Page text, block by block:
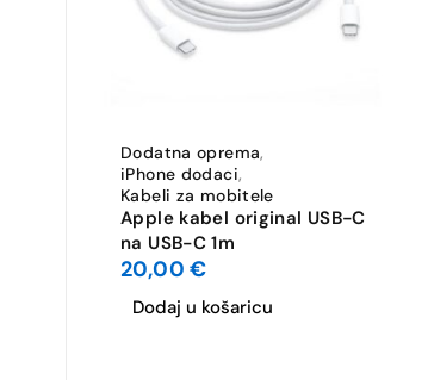
Dodatna oprema,
iPhone dodaci,
Kabeli za mobitele
Apple kabel original USB-C
na USB-C 1m
20,00€
Dodaj u košaricu